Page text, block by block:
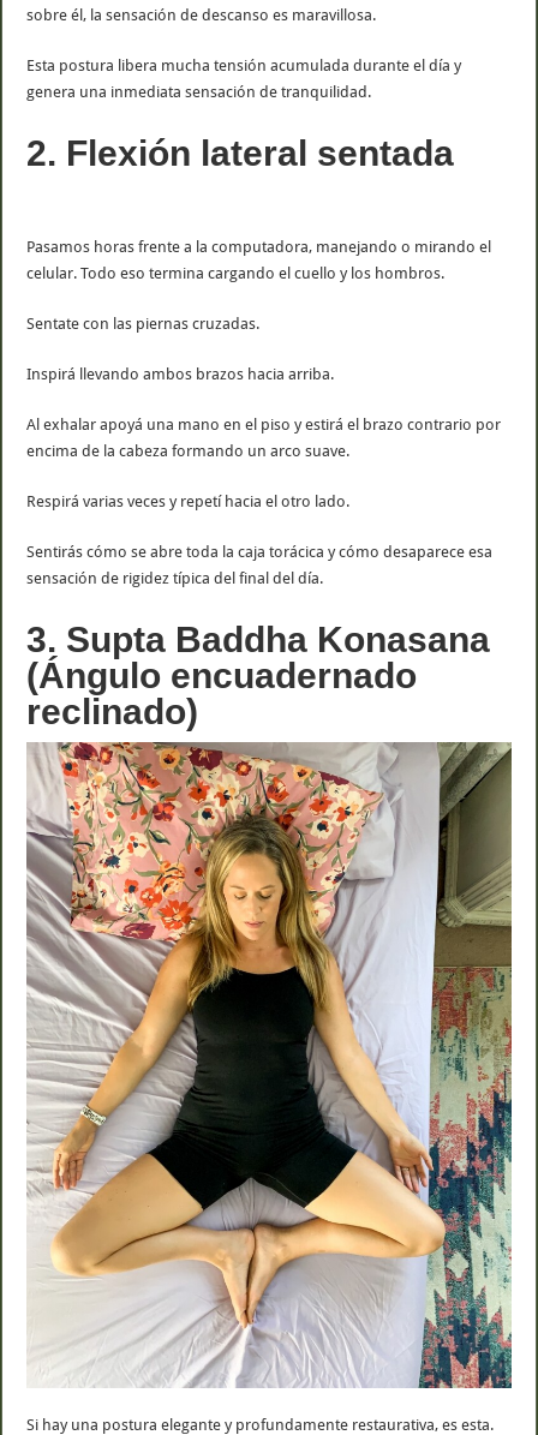
sobre él, la sensación de descanso es maravillosa.
Esta postura libera mucha tensión acumulada durante el día y
genera una inmediata sensación de tranquilidad.
2. Flexión lateral sentada
Pasamos horas frente a la computadora, manejando o mirando el
celular. Todo eso termina cargando el cuello y los hombros.
Sentate con las piernas cruzadas.
Inspirá llevando ambos brazos hacia arriba.
Al exhalar apoyá una mano en el piso y estirá el brazo contrario por
encima de la cabeza formando un arco suave.
Respirá varias veces y repetí hacia el otro lado.
Sentirás cómo se abre toda la caja torácica y cómo desaparece esa
sensación de rigidez típica del final del día.
3. Supta Baddha Konasana
(Ángulo encuadernado
reclinado)
Si hay una postura elegante y profundamente restaurativa, es esta.